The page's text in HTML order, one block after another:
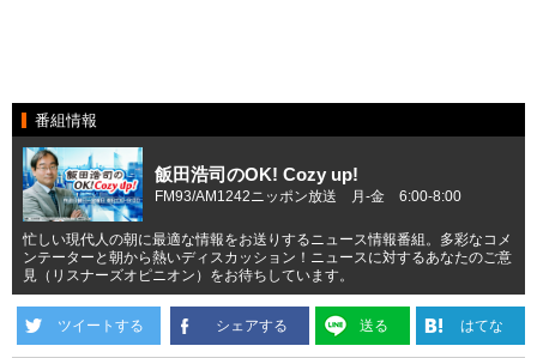
番組情報
飯田浩司のOK! Cozy up!
FM93/AM1242ニッポン放送 月-金 6:00-8:00
忙しい現代人の朝に最適な情報をお送りするニュース情報番組。多彩なコメ
ンテーターと朝から熱いディスカッション！ニュースに対するあなたのご意
見（リスナーズオピニオン）をお待ちしています。
ツイートする シェアする 送る はてな